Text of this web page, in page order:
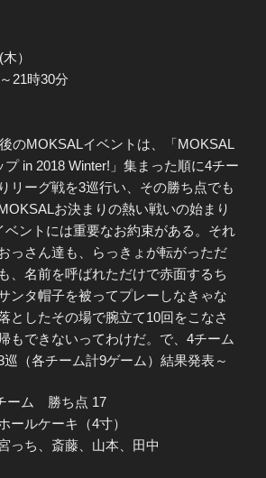
）
21時30分
のMOKSALイベントは、「MOKSAL
in 2018 Winter!」集まった順に4チー
リーグ戦を3巡行い、その勝ち点でも
お決まりの熱い戦いの始まり
ベントには重要なお約束がある。それ
っさん達も、らっきょが転がっただ
、名前を呼ばれただけで赤面するち
ンタ帽子を被ってプレーしなきゃな
としたその場で腕立て10回をこなさ
もできないってわけだ。で、4チーム
（各チーム計9ゲーム）結果発表～
勝ち点 17
ケーキ（4寸）
斎藤、山本、田中